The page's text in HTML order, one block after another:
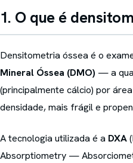
1. O que é
Densitometria óssea é o
Mineral Óssea (DMO) — a
(principalmente cálcio) por
densidade, mais frágil e
A tecnologia utilizada é a DXA
Absorptiometry —